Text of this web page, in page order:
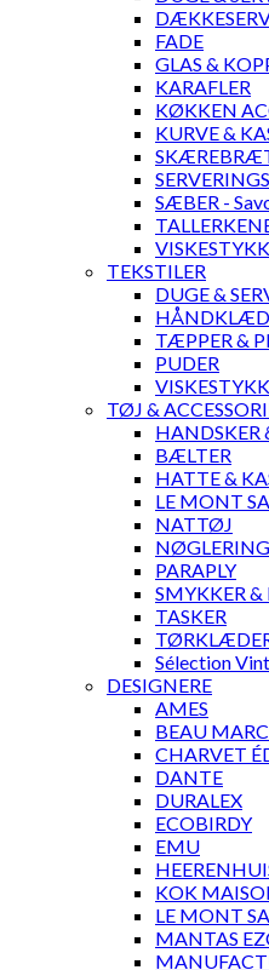
FADE
GLAS &
KARAFLER
KØKKEN
KURVE &
SÆBER -
TEKSTILER
DUGE &
TÆPPER &
PUDER
TØJ &
HANDSKER
BÆLTER
HATTE &
LE MONT
NATTØJ
PARAPLY
SMYKKER
TASKER
Sélection
DESIGNERE
AMES
BEAU
CHARVET
DANTE
DURALEX
ECOBIRDY
EMU
KOK
LE MONT
MANTAS